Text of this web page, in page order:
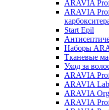
ARAVIA
ARAVIA
Start Epil
Наборы
Тканевые
Уход за
ARAVIA
ARAVIA
ARAVIA
ARAVIA